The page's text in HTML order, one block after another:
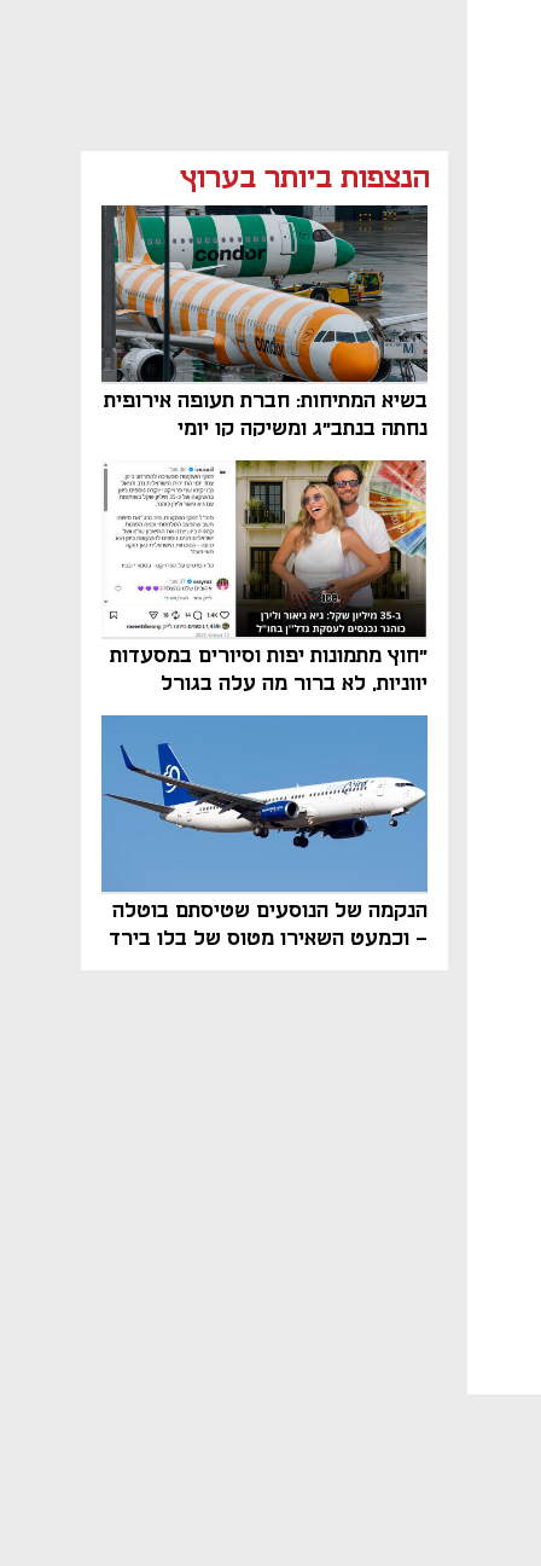
הנצפות ביותר בערוץ
בשיא המתיחות: חברת תעופה אירופית
נחתה בנתב"ג ומשיקה קו יומי
"חוץ מתמונות יפות וסיורים במסעדות
יווניות, לא ברור מה עלה בגורל
פרויקט הנדל"ן"
הנקמה של הנוסעים שטיסתם בוטלה
- וכמעט השאירו מטוס של בלו בירד